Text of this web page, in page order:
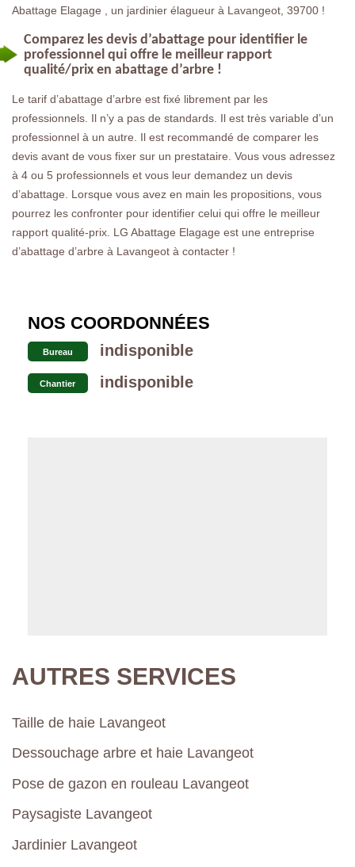
Abattage Elagage , un jardinier élagueur à Lavangeot, 39700 !
Comparez les devis d’abattage pour identifier le
professionnel qui offre le meilleur rapport
qualité/prix en abattage d’arbre !
Le tarif d’abattage d’arbre est fixé librement par les
professionnels. Il n’y a pas de standards. Il est très variable d’un
professionnel à un autre. Il est recommandé de comparer les
devis avant de vous fixer sur un prestataire. Vous vous adressez
à 4 ou 5 professionnels et vous leur demandez un devis
d’abattage. Lorsque vous avez en main les propositions, vous
pourrez les confronter pour identifier celui qui offre le meilleur
rapport qualité-prix. LG Abattage Elagage est une entreprise
d’abattage d’arbre à Lavangeot à contacter !
NOS COORDONNÉES
Bureau indisponible
Chantier indisponible
AUTRES SERVICES
Taille de haie Lavangeot
Dessouchage arbre et haie Lavangeot
Pose de gazon en rouleau Lavangeot
Paysagiste Lavangeot
Jardinier Lavangeot